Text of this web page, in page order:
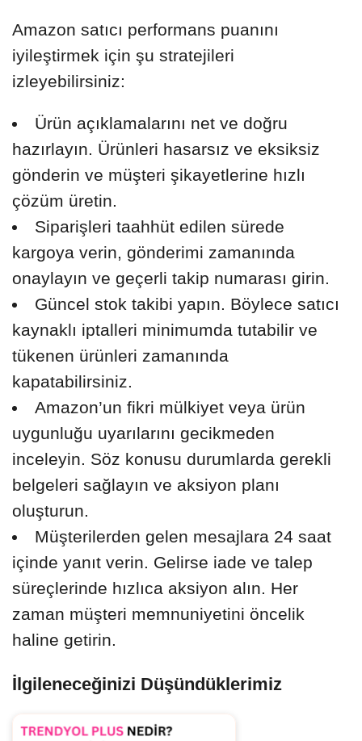
Amazon satıcı performans puanını
iyileştirmek için şu stratejileri
izleyebilirsiniz:
Ürün açıklamalarını net ve doğru
hazırlayın. Ürünleri hasarsız ve eksiksiz
gönderin ve müşteri şikayetlerine hızlı
çözüm üretin.
Siparişleri taahhüt edilen sürede
kargoya verin, gönderimi zamanında
onaylayın ve geçerli takip numarası girin.
Güncel stok takibi yapın. Böylece satıcı
kaynaklı iptalleri minimumda tutabilir ve
tükenen ürünleri zamanında
kapatabilirsiniz.
Amazon’un fikri mülkiyet veya ürün
uygunluğu uyarılarını gecikmeden
inceleyin. Söz konusu durumlarda gerekli
belgeleri sağlayın ve aksiyon planı
oluşturun.
Müşterilerden gelen mesajlara 24 saat
içinde yanıt verin. Gelirse iade ve talep
süreçlerinde hızlıca aksiyon alın. Her
zaman müşteri memnuniyetini öncelik
haline getirin.
İlgileneceğinizi Düşündüklerimiz